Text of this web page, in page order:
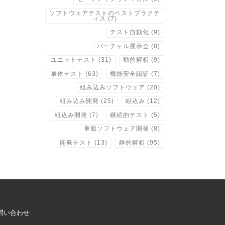
ソフトウェアテストのベストプラクテ
ィス (7)
テスト自動化 (9)
バーチャル展示会 (8)
ユニットテスト (31) 動的解析 (9)
単体テスト (63) 機能安全認証 (7)
組み込みソフトウェア (20)
組み込み開発 (25) 組込み (12)
組込み開発 (7) 継続的テスト (5)
車載ソフトウェア開発 (8)
開発テスト (13) 静的解析 (95)
い合わせ